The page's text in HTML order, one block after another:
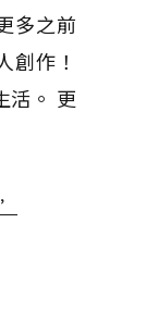
多之前
創作！
活。 更